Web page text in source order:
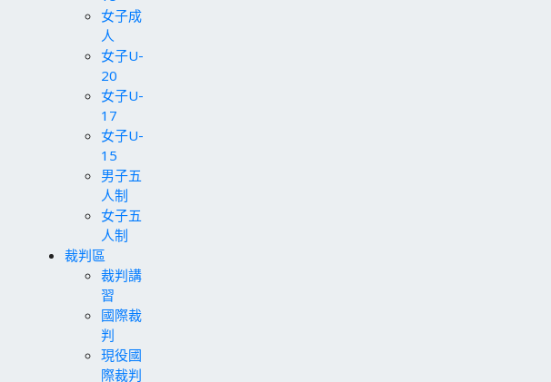
女子成
人
女子U-
20
女子U-
17
女子U-
15
男子五
人制
女子五
人制
裁判區
裁判講
習
國際裁
判
現役國
際裁判